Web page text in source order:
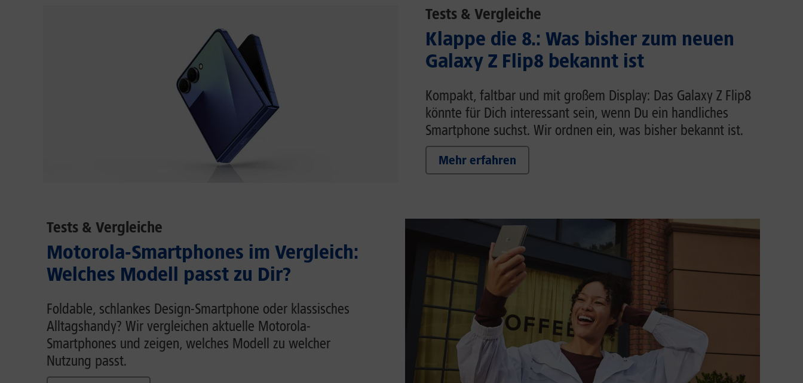
Tests & Vergleiche
Klappe die 8.: Was bisher zum neuen
Galaxy Z Flip8 bekannt ist
Kompakt, faltbar und mit großem Display: Das Galaxy Z Flip8
könnte für Dich interessant sein, wenn Du ein handliches
Smartphone suchst. Wir ordnen ein, was bisher bekannt ist.
Mehr erfahren
Tests & Vergleiche
Motorola-Smartphones im Vergleich:
Welches Modell passt zu Dir?
Foldable, schlankes Design-Smartphone oder klassisches
Alltagshandy? Wir vergleichen aktuelle Motorola-
Smartphones und zeigen, welches Modell zu welcher
Nutzung passt.